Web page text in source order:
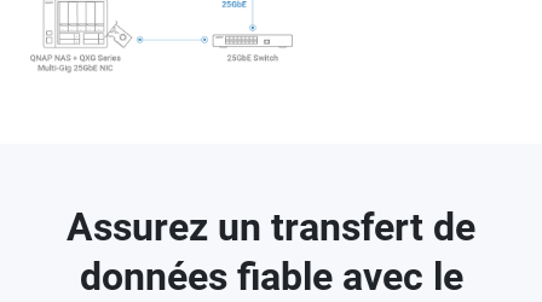
Assurez un transfert de
données fiable avec le